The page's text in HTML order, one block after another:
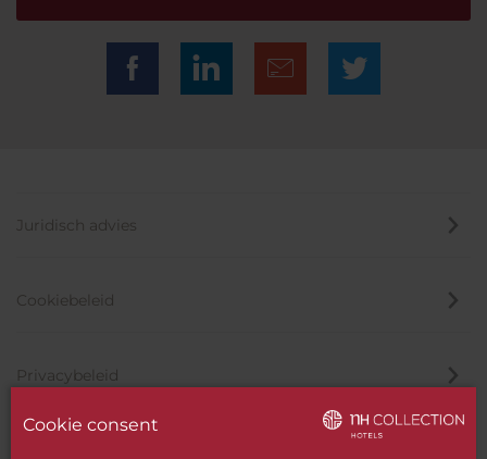
Juridisch advies
Cookiebeleid
Privacybeleid
Cookie consent